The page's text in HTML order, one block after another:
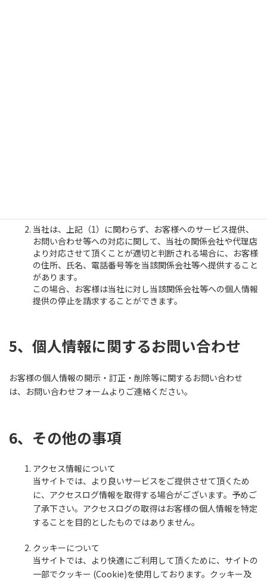
当社は、上記（1）に関わらず、お客様へのサービス提供、
お問い合わせ等への対応に関して、当社の関係会社や代理店
より対応させて頂くことが適切と判断される場合に、お客様
の住所、氏名、電話番号等を当該関係会社等へ提供すること
があります。
この場合、お客様は当社に対し当該関係会社等への個人情報
提供の停止を請求することができます。
5、個人情報に関するお問い合わせ
お客様の個人情報の開示・訂正・削除等に関するお問い合わせ
は、お問い合わせフォームよりご連絡ください。
6、その他の事項
アクセス情報について
当サイトでは、より良いサービスをご提供させて頂くため
に、アクセスログ情報を取得する場合がございます。予めご
了承下さい。アクセスログの取得はお客様の個人情報を特定
することを目的としたものではありません。
クッキーについて
当サイトでは、より快適にご利用して頂くために、サイトの
一部でクッキー (Cookie)を使用しております。クッキー及